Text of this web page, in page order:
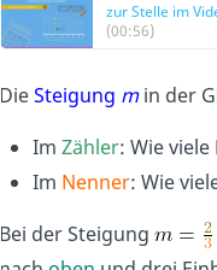
zur Stelle im
(00:56)
DieSteigung m in der
Im Zähler: Wie
Im Nenner: Wie
Bei der Steigung